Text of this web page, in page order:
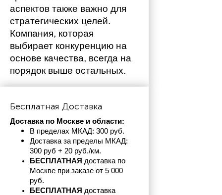
аспектов также важно для
стратегических целей.
Компания, которая
выбирает конкуренцию на
основе качества, всегда на
порядок выше остальных.
Бесплатная Доставка
Доставка по Москве и области:
В пределах МКАД: 300 руб.
Доставка за пределы МКАД:
300 руб + 20 руб./км.
БЕСПЛАТНАЯ доставка по
Москве при заказе от 5 000
руб.
БЕСПЛАТНАЯ доставка